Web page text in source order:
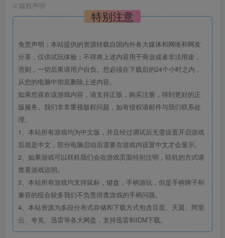
© 版权声明
特别注意
免责声明：本站提供的资源转载自国内外各大媒体和网络和网友
分享，仅供试玩体验；不得将上述内容用于商业或者非法用途，
否则，一切后果请用户自负。您必须在下载后的24个小时之内，
从您的电脑中彻底删除上述内容。
如果您喜欢该游戏内容，请支持正版，购买注册，得到更好的正
版服务。我们非常重视版权问题，如有侵权请邮件与我们联系处
理。
1、本站所有游戏均为中文版，并且经过调试后无需设置开启游戏
后就是中文，部分电脑启动后需要在游戏内设置中文才会显示。
2、如果游戏可以联机我们会在游戏页面特别注明，联机的方式请
查看游戏说明。
3、本站所有游戏均支持鼠标，键盘，手柄游玩，但是手柄牌子和
兼容的组合较多我们不负责排查游戏的手柄问题。
4、本站资源为多段分布式存储和下载方式包含百度、天翼、阿里
云、夸克、迅雷等各大网盘，支持迅雷和IDM下载。